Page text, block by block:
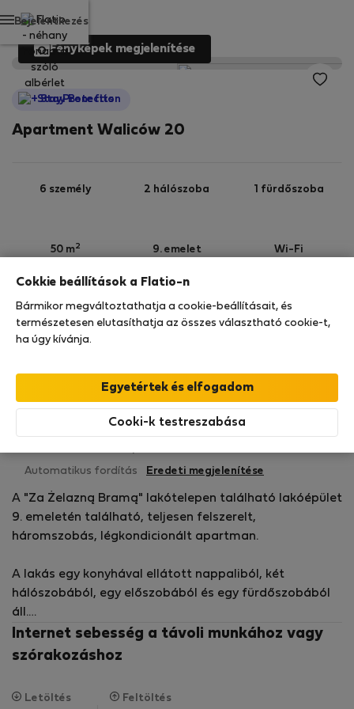
Bejelentkezés
Fényképek megjelenítése
StayProtection
Apartment Waliców 20
6 személy 2 hálószoba 1 fürdőszoba
50 m2 9. emelet Wi-Fi
Az ebben az ingatlanban való tartózkodását a
StayProtection
Bérelhető lakások - Varsó-Wola
P&amp;O Serviced A.
Ellenőrzött
tulajdonos
Automatikus fordítás Eredeti megjelenítése
A "Za Żelazną Bramą" lakótelepen található lakóépület
9. emeletén található, teljesen felszerelt,
háromszobás, légkondicionált apartman.
A lakás egy konyhával ellátott nappaliból, két
hálószobából, egy előszobából és egy fürdőszobából
áll.
A közelben számos üzlet, szolgáltatóhely és étterem
Internet sebesség a távoli munkához vagy
szórakozáshoz
Letöltés Feltöltés
Cokkie beállítások a Flatio-n
Bármikor megváltoztathatja a cookie-beállításait, és
természetesen elutasíthatja az összes választható cookie-t,
ha úgy kívánja.
Cooki-k testreszabása